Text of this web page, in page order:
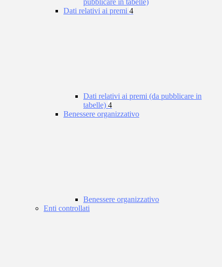
pubblicare in tabelle)
Dati relativi ai premi 4
Dati relativi ai premi (da pubblicare in
tabelle) 4
Benessere organizzativo
Benessere organizzativo
Enti controllati